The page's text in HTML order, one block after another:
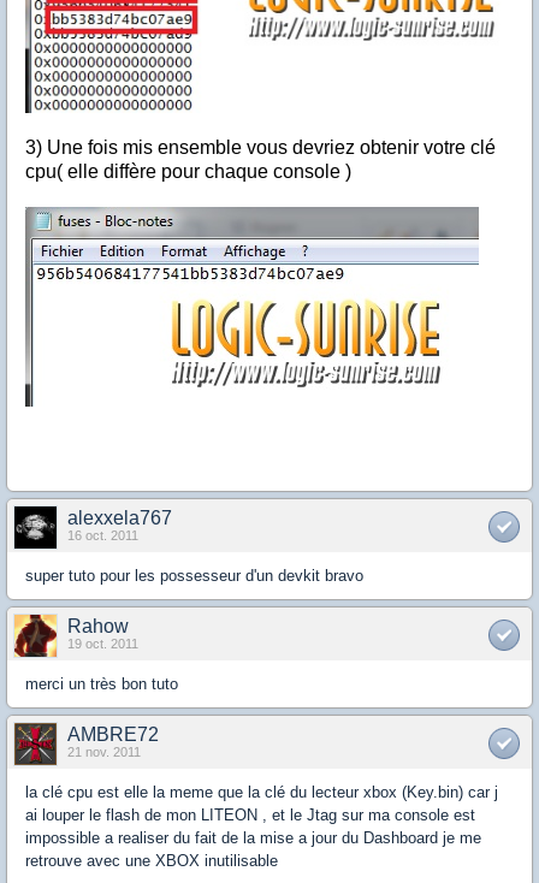
3) Une fois mis ensemble vous devriez obtenir votre clé
cpu( elle diffère pour chaque console )
alexxela767
16 oct. 2011
super tuto pour les possesseur d'un devkit bravo
Rahow
19 oct. 2011
merci un très bon tuto
AMBRE72
21 nov. 2011
la clé cpu est elle la meme que la clé du lecteur xbox (Key.bin) car j
ai louper le flash de mon LITEON , et le Jtag sur ma console est
impossible a realiser du fait de la mise a jour du Dashboard je me
retrouve avec une XBOX inutilisable